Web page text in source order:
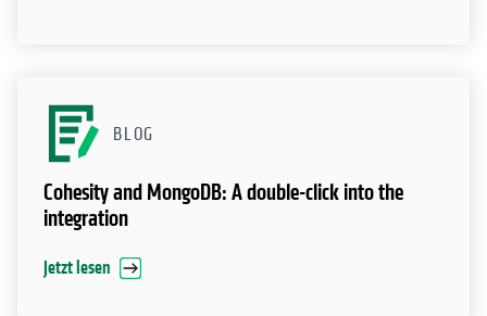
BLOG
Cohesity and MongoDB: A double-click into the
integration
Jetzt lesen